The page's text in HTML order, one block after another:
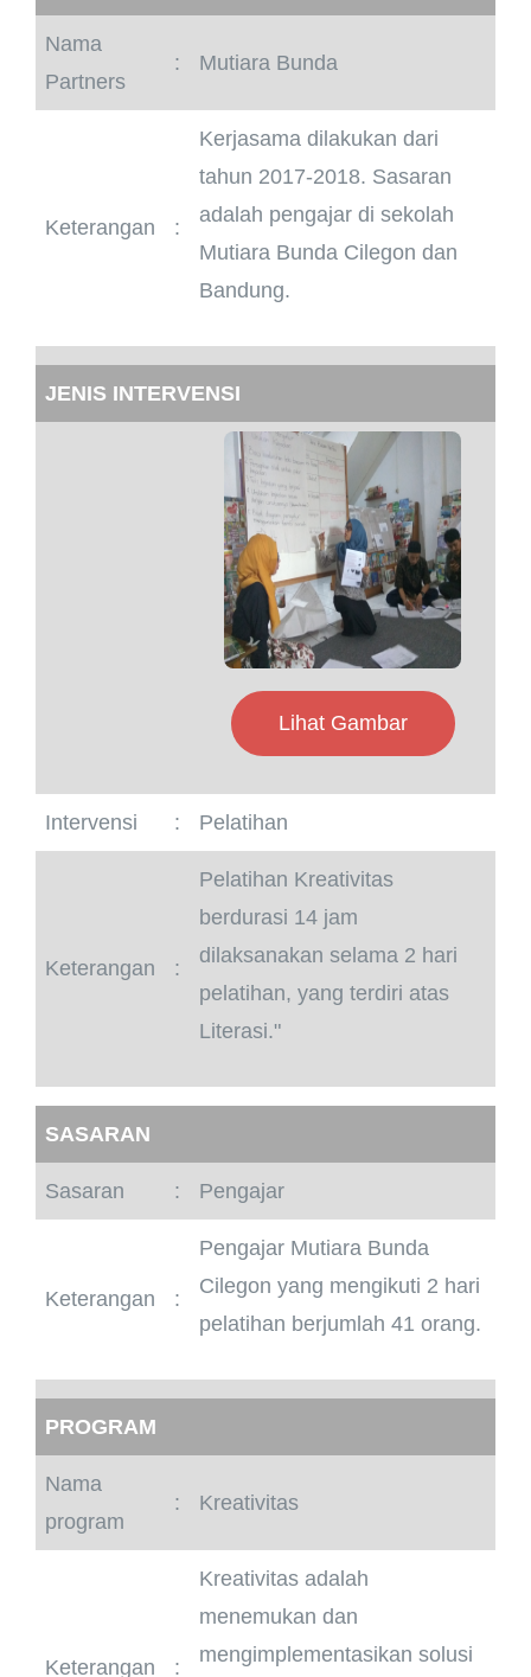
Nama
Partners
: Mutiara Bunda
Keterangan :
Kerjasama dilakukan dari
tahun 2017-2018. Sasaran
adalah pengajar di sekolah
Mutiara Bunda Cilegon dan
Bandung.
JENIS INTERVENSI
Lihat Gambar
Intervensi : Pelatihan
Keterangan :
Pelatihan Kreativitas
berdurasi 14 jam
dilaksanakan selama 2 hari
pelatihan, yang terdiri atas
Literasi."
SASARAN
Sasaran : Pengajar
Keterangan :
Pengajar Mutiara Bunda
Cilegon yang mengikuti 2 hari
pelatihan berjumlah 41 orang.
PROGRAM
Nama
program
: Kreativitas
Keterangan :
Kreativitas adalah
menemukan dan
mengimplementasikan solusi